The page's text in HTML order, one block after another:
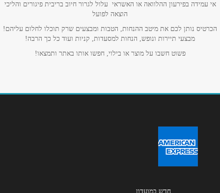
אי עמידה בפירעון ההלוואה או האשראי עלול לגרור חיוב בריבית פיגורים והליכי
הוצאה לפועל
הכרטיס נותן לכם את מיטב ההנחות, הטבות ומבצעים שרק תוכלו לחלום עליהם!
מבצעי תיירות ונופש, הנחות למסעדות, קניות ועוד כל כך הרבה!
פשוט חשבו על מוצר או בילוי, חפשו אותו באתר ותמצאו!
חדש במועדון